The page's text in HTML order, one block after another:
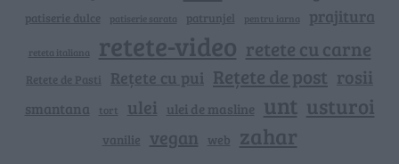
patiserie dulce patiserie sarata patrunjel pentru iarna prajitura
reteta italiana retete-video retete cu carne
Retete de Pasti Rețete cu pui Rețete de post rosii
smantana tort ulei ulei de masline unt usturoi
vanilie vegan web zahar